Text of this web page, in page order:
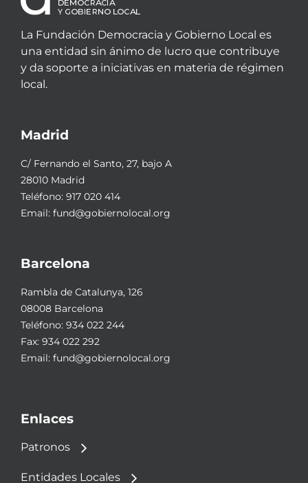
La Fundación Democracia y Gobierno Local es
una entidad sin ánimo de lucro que contribuye
y da soporte a iniciativas en materia de régimen
local.
Madrid
C/ Fernando el Santo, 27, bajo A
28010 Madrid
Teléfono: 917 020 414
Email: fund@gobiernolocal.org
Barcelona
Rambla de Catalunya, 126
08008 Barcelona
Teléfono: 934 022 244
Fax: 934 022 292
Email: fund@gobiernolocal.org
Enlaces
Patronos
Entidades Locales